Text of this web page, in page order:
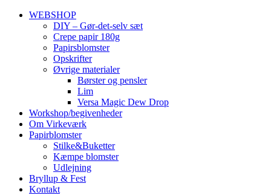
Skip
WEBSHOP
DIY – Gør-det-selv sæt
Crepe papir 180g
Papirsblomster
Opskrifter
Øvrige materialer
Børster og pensler
Lim
Versa Magic Dew Drop
Workshop/begivenheder
Om Virkeværk
Papirblomster
Stilke&Buketter
Kæmpe blomster
Udlejning
Bryllup & Fest
Kontakt